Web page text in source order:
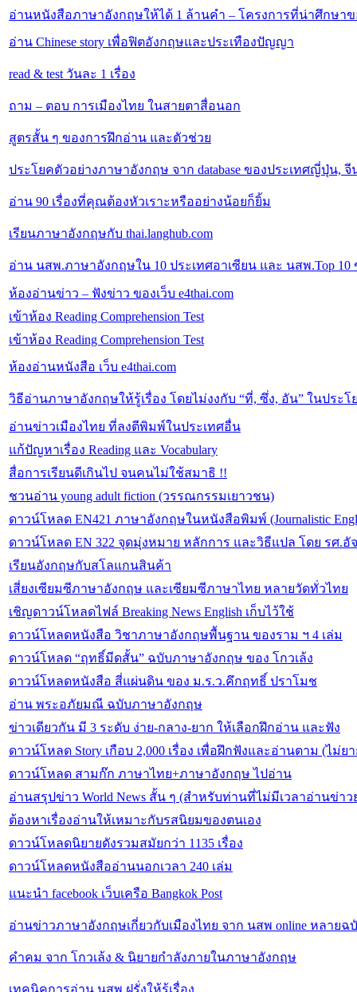
อ่านหนังสือภาษาอังกฤษให้ได้ 1 ล้านคำ – โครงการที่น่าศึกษา
อ่าน Chinese story เพื่อฟิตอังกฤษและประเทืองปัญญา
read & test วันละ 1 เรื่อง
ถาม – ตอบ การเมืองไทย ในสายตาสื่อนอก
สูตรสั้น ๆ ของการฝึกอ่าน และตัวช่วย
ประโยคตัวอย่างภาษาอังกฤษ จาก database ของประเทศญี่ปุ่น,
อ่าน 90 เรื่องที่คุณต้องหัวเราะหรืออย่างน้อยก็ยิ้ม
เรียนภาษาอังกฤษกับ thai.langhub.com
อ่าน นสพ.ภาษาอังกฤษใน 10 ประเทศอาเซียน และ นสพ.Top 10
ห้องอ่านข่าว – ฟังข่าว ของเว็บ e4thai.com
เข้าห้อง Reading Comprehension Test
เข้าห้อง Reading Comprehension Test
ห้องอ่านหนังสือ เว็บ e4thai.com
วิธีอ่านภาษาอังกฤษให้รู้เรื่อง โดยไม่งงกับ “ที่, ซึ่ง, อัน” ในประโ
อ่านข่าวเมืองไทย ที่ลงตีพิมพ์ในประเทศอื่น
แก้ปัญหาเรื่อง Reading และ Vocabulary
สื่อการเรียนดีเกินไป จนคนไม่ใช้สมาธิ !!
ชวนอ่าน young adult fiction (วรรณกรรมเยาวชน)
ดาวน์โหลด EN421 ภาษาอังกฤษในหนังสือพิมพ์ (Journalistic
ดาวน์โหลด EN 322 จุดมุ่งหมาย หลักการ และวิธีแปล โดย รศ.อั
เรียนอังกฤษกับสโลแกนสินค้า
เสี่ยงเซียมซีภาษาอังกฤษ และเซียมซีภาษาไทย หลายวัดทั่วไทย
เชิญดาวน์โหลดไฟล์ Breaking News English เก็บไว้ใช้
ดาวน์โหลดหนังสือ วิชาภาษาอังกฤษพื้นฐาน ของราม ฯ 4 เล่ม
ดาวน์โหลด “ฤทธิ์มีดสั้น” ฉบับภาษาอังกฤษ ของ โกวเล้ง
ดาวน์โหลดหนังสือ สี่แผ่นดิน ของ ม.ร.ว.คึกฤทธิ์ ปราโมช
อ่าน พระอภัยมณี ฉบับภาษาอังกฤษ
ข่าวเดียวกัน มี 3 ระดับ ง่าย-กลาง-ยาก ให้เลือกฝึกอ่าน และฟัง
ดาวน์โหลด Story เกือบ 2,000 เรื่อง เพื่อฝึกฟังและอ่านตาม (ไม่ย
ดาวน์โหลด สามก๊ก ภาษาไทย+ภาษาอังกฤษ ไปอ่าน
อ่านสรุปข่าว World News สั้น ๆ (สำหรับท่านที่ไม่มีเวลาอ่านข่าว
ต้องหาเรื่องอ่านให้เหมาะกับรสนิยมของตนเอง
ดาวน์โหลดนิยายดังรวมสมัยกว่า 1135 เรื่อง
ดาวน์โหลดหนังสืออ่านนอกเวลา 240 เล่ม
แนะนำ facebook เว็บเครือ Bangkok Post
อ่านข่าวภาษาอังกฤษเกี่ยวกับเมืองไทย จาก นสพ online หลาย
คำคม จาก โกวเล้ง & นิยายกำลังภายในภาษาอังกฤษ